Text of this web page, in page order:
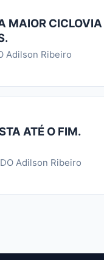
MAIOR CICLOVIA
Adilson Ribeiro
ATÉ O FIM.
Adilson Ribeiro